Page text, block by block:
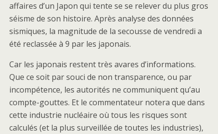
affaires d’un Japon qui tente se se relever du plus gros
séisme de son histoire. Après analyse des données
sismiques, la magnitude de la secousse de vendredi a
été reclassée à 9 par les japonais.
Car les japonais restent très avares d’informations.
Que ce soit par souci de non transparence, ou par
incompétence, les autorités ne communiquent qu’au
compte-gouttes. Et le commentateur notera que dans
cette industrie nucléaire où tous les risques sont
calculés (et la plus surveillée de toutes les industries),